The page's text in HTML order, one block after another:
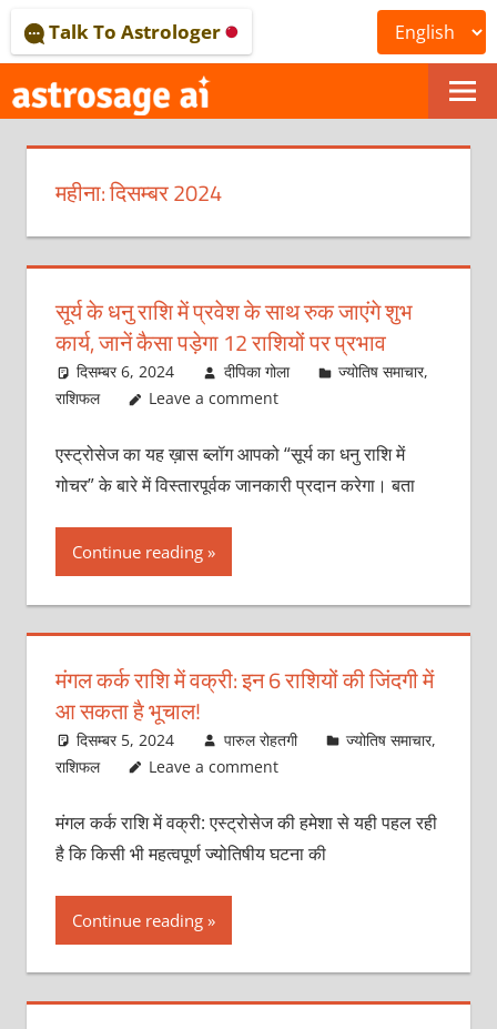
to
content
ONLINE
ASTROLOGICAL
–
ASTROSAGE
MAGAZINE
Talk To Astrologer
महीना:दिसम्बर 2024
सूर्य के धनु राशि में प्रवेश के साथ रुक जाएंगे शुभ
कार्य, जानें कैसा पड़ेगा 12 राशियों पर प्रभाव
दिसम्बर 6, 2024 दीपिका गोला ज्योतिष समाचार,
राशिफल
Leave a comment
एस्ट्रोसेज का यह ख़ास ब्लॉग आपको “सूर्य का धनु राशि में
गोचर” के बारे में विस्तारपूर्वक जानकारी प्रदान करेगा। बता
Continue reading
मंगल कर्क राशि में वक्री: इन 6 राशियों की जिंदगी में
आ सकता है भूचाल!
दिसम्बर 5, 2024 पारुल रोहतगी ज्योतिष समाचार,
राशिफल
Leave a comment
मंगल कर्क राशि में वक्री: एस्ट्रोसेज की हमेशा से यही पहल रही
है कि किसी भी महत्वपूर्ण ज्योतिषीय घटना की
Continue reading